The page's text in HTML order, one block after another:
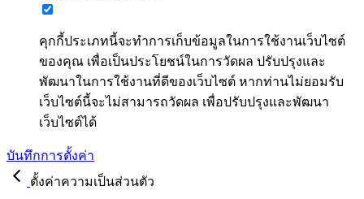
คุกกี้ประเภทนี้จะทำการเก็บข้อมูลในการใช้งานเว็บไซต์
ของคุณ เพื่อเป็นประโยชน์ในการวัดผล ปรับปรุงและ
พัฒนาในการใช้งานที่ดีของเว็บไซต์ หากท่านไม่ยอมรับ
เว็บไซต์นี้จะไม่สามารถวัดผล เพื่อปรับปรุงและพัฒนา
เว็บไซต์ได้
บันทึกการตั้งค่า
ตั้งค่าความเป็นส่วนตัว